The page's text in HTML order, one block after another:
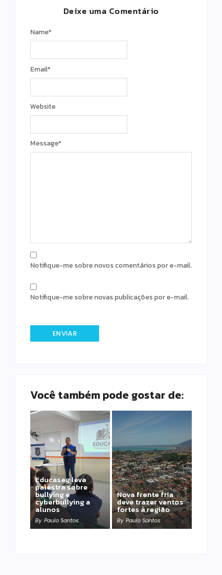
Deixe uma Comentário
Message*
Name*
Email*
Website
Notifique-me sobre novos comentários por e-mail.
Notifique-me sobre novas publicações por e-mail.
Você também pode gostar de:
Educaseg leva
palestra sobre
bullying e
cyberbullying a
alunos
By Paulo Santos
Nova frente fria
deve trazer ventos
fortes à região
By Paulo Santos